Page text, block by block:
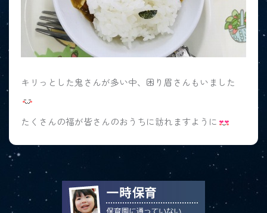
キリっとした鬼さんが多い中、困り眉さんもいました
たくさんの福が皆さんのおうちに訪れますように